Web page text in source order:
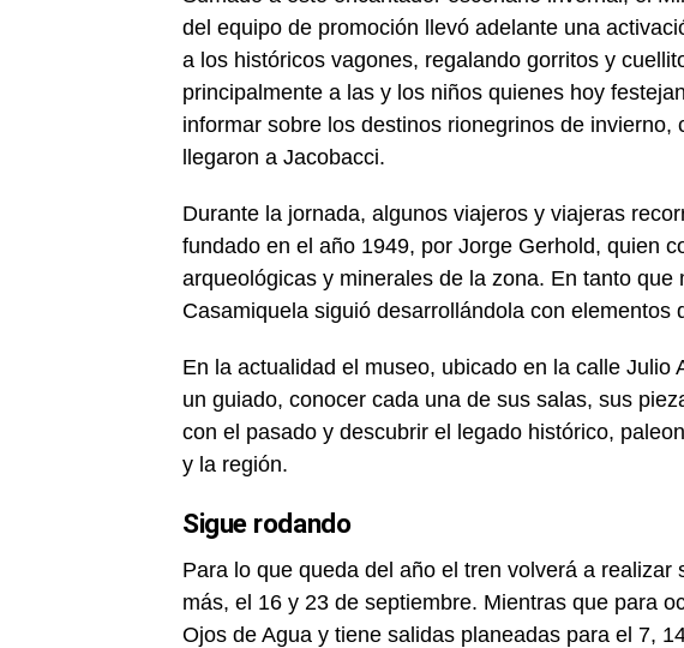
del equipo de promoción llevó adelante una
a los históricos vagones, regalando gorritos y
principalmente a las y los niños quienes hoy
informar sobre los destinos rionegrinos de
llegaron a Jacobacci.
Durante la jornada, algunos viajeros y viajeras
fundado en el año 1949, por Jorge Gerhold, quien
arqueológicas y minerales de la zona. En tanto
Casamiquela siguió desarrollándola con elementos
En la actualidad el museo, ubicado en la calle Julio
un guiado, conocer cada una de sus salas, sus
con el pasado y descubrir el legado histórico,
y la región.
Sigue rodando
Para lo que queda del año el tren volverá a
más, el 16 y 23 de septiembre. Mientras que para
Ojos de Agua y tiene salidas planeadas para el 7,